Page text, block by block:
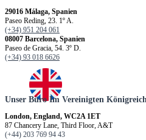
29016 Málaga, Spanien
Paseo Reding, 23. 1º A.
(+34) 951 204 061
08007 Barcelona, Spanien
Paseo de Gracia, 54. 3º D.
(+34) 93 018 6626
Unser Büro Im Vereinigten Königreich
London, England, WC2A 1ET
87 Chancery Lane, Third Floor, A&T
(+44) 203 769 94 43